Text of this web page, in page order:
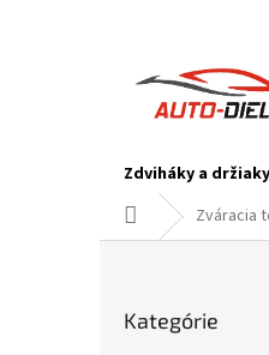
Zdviháky a držiaky
Domov Zváracia
kategórie
Kategórie